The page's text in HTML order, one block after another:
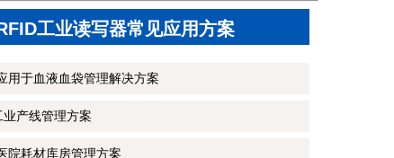
工业读写器常见应用方案
用于血液血袋管理解决方案
产线管理方案
院耗材库房管理方案